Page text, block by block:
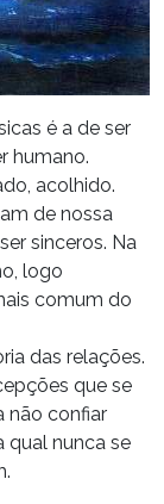
é a de ser
humano.
acolhido.
de nossa
sinceros. Na
logo
comum do
das relações.
que se
não confiar
qual nunca se